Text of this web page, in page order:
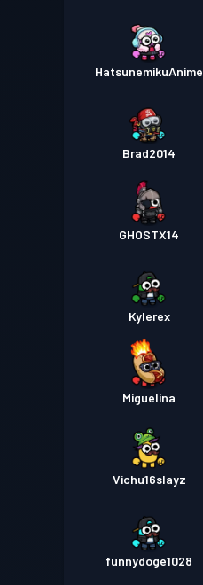
HatsunemikuAnime
Brad2014
GHOSTX14
Kylerex
Miguelina
Vichu16slayz
funnydoge1028